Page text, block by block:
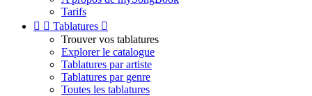
Tarifs
  Tablatures 
Trouver vos tablatures
Explorer le catalogue
Tablatures par artiste
Tablatures par genre
Toutes les tablatures